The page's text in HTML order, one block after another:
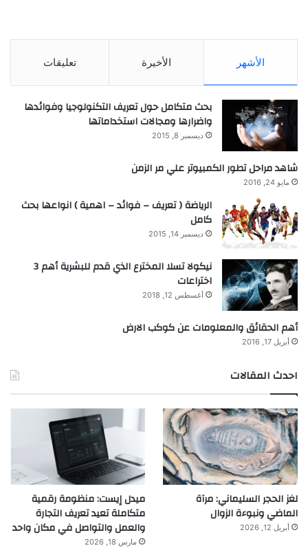
الأشهر الأخيرة تعليقات
بحث متكامل حول تعريف التكنولوجيا وفوائدها
واضرارها ومجالات استخداماتها
ديسمبر 8, 2015
شاهد مراحل تطور الكمبيوتر علي مر الزمن
مايو 24, 2016
الرياضة ( تعريف – فوائد – اهمية ) انواعها بحث
كامل
ديسمبر 14, 2015
نيكولا تسلا المخترع الذي قدم للبشرية أهم 3
اختراعات
أغسطس 12, 2018
أهم الحقائق والمعلومات عن كوكب الارض
أبريل 17, 2016
احدث المقالات
لغز الحجر السليماني: مرآة
الماضي ونبوءة الزوال
أبريل 12, 2026
ميدل إيست: منظومة رقمية
متكاملة تعيد تعريف التجارة
والعمل والتواصل في مكان واحد
مارس 18, 2026